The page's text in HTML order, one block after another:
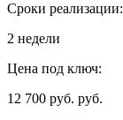
Сроки реализации:
2 недели
Цена под ключ:
12 700 руб. руб.